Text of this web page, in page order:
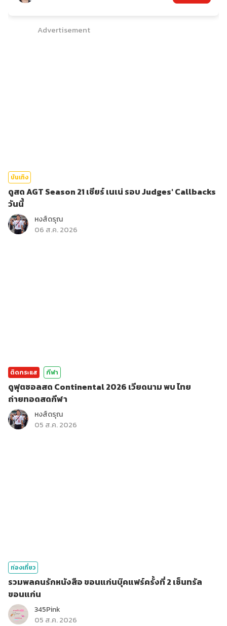
Advertisement
บันเทิง
ดูสด AGT Season 21 เชียร์ เนเน่ รอบ Judges' Callbacks
วันนี้
หงส์ดรุณ
06 ส.ค. 2026
ติดกระแส กีฬา
ดูฟุตซอลสด Continental 2026 เวียดนาม พบ ไทย
ถ่ายทอดสดกีฬา
หงส์ดรุณ
05 ส.ค. 2026
ท่องเที่ยว
รวมพลคนรักหนังสือ ขอนแก่นบุ๊คแฟร์ครั้งที่ 2 เซ็นทรัล
ขอนแก่น
345Pink
05 ส.ค. 2026